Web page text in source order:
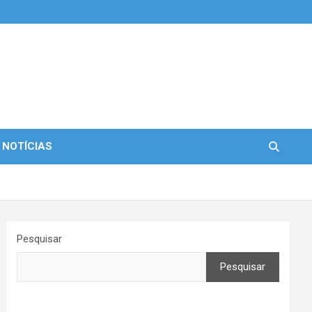
Pesquisar
Pesquisar